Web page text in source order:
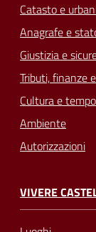
Catasto e
Anagrafe e
Giustizia e
Tributi, finanze
Cultura e
Ambiente
Autorizzazioni
VIVERE